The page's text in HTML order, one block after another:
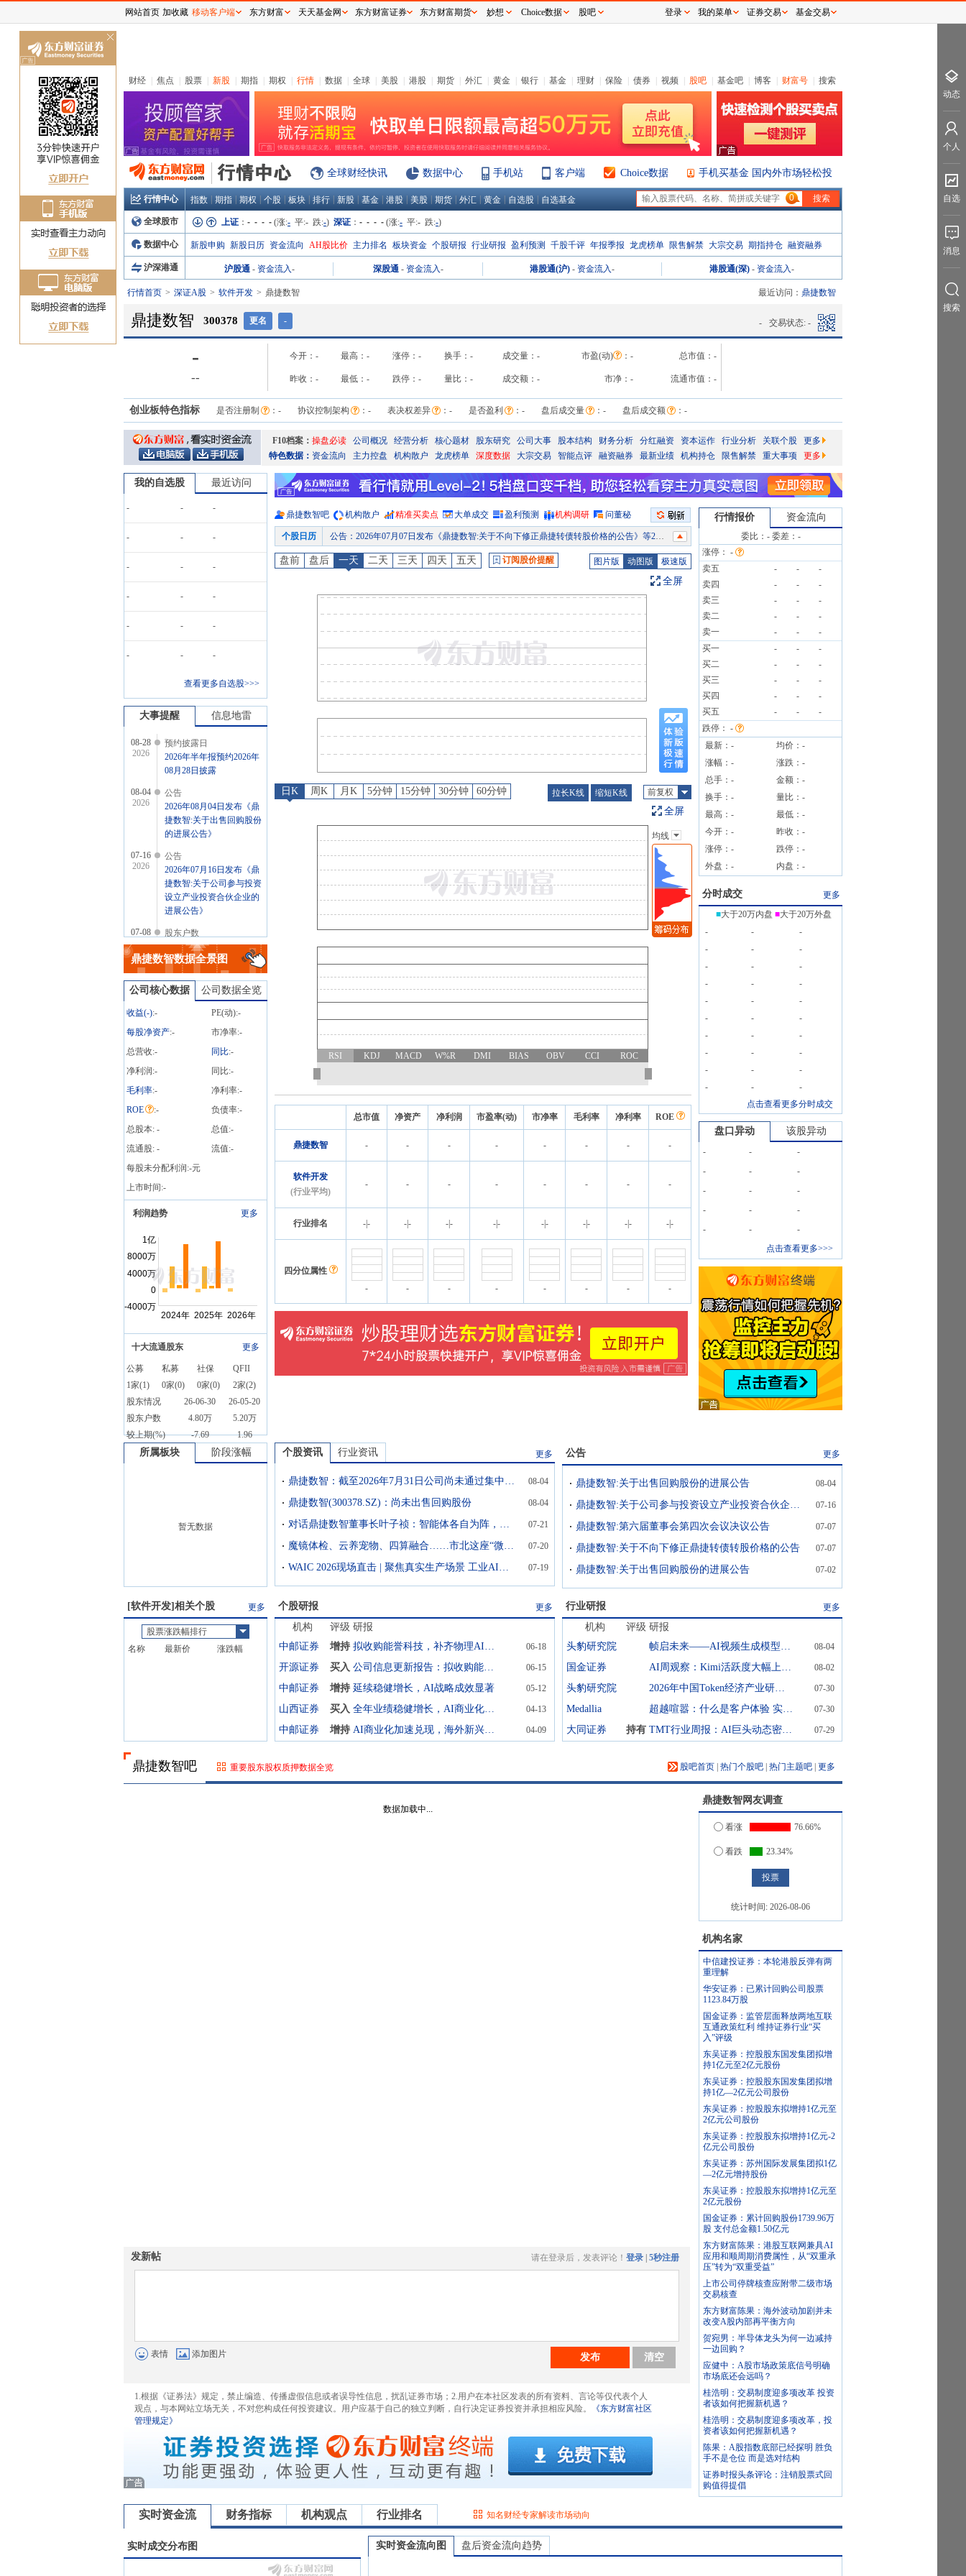
财经 焦点 股票 新股 期指 期权 行情 数据 全球 美股 港股 期货 外汇 黄金 银行 基金 理财 保险 债券 视频 股吧 基金吧 博客 财富号 搜索
全球财经快讯 数据中心 手机站 客户端 Choice数据 手机买基金 国内外市场轻松投
行情中心 指数 期指 期权 个股 板块 排行 新股 基金 港股 美股 期货 外汇 黄金 自选股 自选基金 0
全球股市 上证 ： - - - - (涨:- 平:- 跌:-) 深证 ： - - - - (涨:- 平:- 跌:-)
数据中心 新股申购 新股日历 资金流向 AH股比价 主力排名 板块资金 个股研报 行业研报 盈利预测 千股千评 年报季报 龙虎榜单 限售解禁 大宗交易 期指持仓 融资融券
沪深港通 沪股通 - 资金流入- 深股通 - 资金流入- 港股通(沪) - 资金流入- 港股通(深) - 资金流入-
行情首页 深证A股 软件开发 鼎捷数智 最近访问： 鼎捷数智
鼎捷数智 300378 更名 - - 交易状态: -
-
--
今开： - 最高： - 涨停： - 换手： - 成交量： - 市盈(动) ： - 总市值： -
昨收： - 最低： - 跌停： - 量比： - 成交额： - 市净： - 流通市值： -
创业板特色指标 是否注册制 ： - 协议控制架构 ： - 表决权差异 ： - 是否盈利 ： - 盘后成交量 ： - 盘后成交额 ： -
F10档案： 操盘必读 公司概况 经营分析 核心题材 股东研究 公司大事 股本结构 财务分析 分红融资 资本运作 行业分析 关联个股
更多
特色数据： 资金流向 主力控盘 机构散户 龙虎榜单 深度数据 大宗交易 智能点评 融资融券 最新业绩 机构持仓 限售解禁 重大事项 更多
我的自选股 最近访问
- - -
- - -
- - -
- - -
- - -
- - -
查看更多自选股>>>
大事提醒 信息地雷
08-28
2026
预约披露日
2026年半年报预约2026年
08月28日披露
08-04
2026
公告
2026年08月04日发布《鼎
捷数智:关于出售回购股份
的进展公告》
07-16
2026
公告
2026年07月16日发布《鼎
捷数智:关于公司参与投资
设立产业投资合伙企业的
进展公告》
07-08
2026
股东户数
2026年07月08日公布截止
2026年06月30日股东户数
48000户，比上期减少4000
户
鼎捷数智数据全景图
公司核心数据 公司数据全览
收益(-):- PE(动):-
每股净资产:- 市净率:-
总营收:- 同比:-
净利润:- 同比:-
毛利率:- 净利率:-
ROE
:- 负债率:-
总股本: - 总值:-
流通股: - 流值:-
每股未分配利润:-元
上市时间:-
利润趋势 更多
十大流通股东 更多
公募 私募 社保
QFII
1家(1) 0家(0) 0家(0) 2家(2)
股东情况
26-06-30
26-05-20
股东户数
4.80万
5.20万
较上期(%)
-7.69 1.96
鼎捷数智吧 机构散户 精准买卖点 大单成交 盈利预测 机构调研 问董秘
个股日历 公告 ： 2026年07月07日发布《鼎捷数智:关于不向下修正鼎捷转债转股价格的公告》等2条公告
公告：2026年07月02日发布《鼎捷数智:关于2026年第二季度可转换公司债券转股情况的公告》等2条公告
股本变动
公告：2026年06月29日发布《鼎捷数智:关于鼎捷转债预计触发转股价格向下修正条件的提示性公告》
研报：2026年06月18日发布《拟收购能誉科技，补齐物理AI闭环能力》研报
预约披露日：2026年半年报预约2026年08月28日披露
公告：2026年08月04日发布《鼎捷数智:关于出售回购股份的进展公告》
股东户数：2026年07月08日公布截止2026年06月30日股东户数48000户，比上期减少4000户
盘前 盘后 一天 二天 三天 四天 五天 订阅股价提醒 图片版 动图版 极速版
全屏
日K 周K 月K 5分钟 15分钟 30分钟 60分钟 拉长K线 缩短K线 前复权
全屏
主图指标
均线
EXPMA
SAR
BBI
RSI KDJ MACD W%R DMI BIAS OBV CCI ROC
均线
总市值 净资产 净利润 市盈率(动) 市净率 毛利率 净利率 ROE
鼎捷数智 - - - - - - - -
软件开发
(行业平均)
- - - - - - - -
行业排名 -- -- -|- -- -|- -|- -|- --
四分位属性
-
- - - - - - -
行情报价 资金流向
委比： -委差： -
涨停： -
卖五
- -
-
卖四
- -
-
卖三
- -
-
卖二
- -
-
卖一
- -
-
买一
- -
-
买二
- -
-
买三
- -
-
买四
- -
-
买五
- -
-
跌停： -
最新： - 均价： -
涨幅： - 涨跌： -
总手： - 金额： -
换手： - 量比： -
最高： - 最低： -
今开： - 昨收： -
涨停： - 跌停： -
外盘： - 内盘： -
分时成交
更多
■大于20万内盘 ■大于20万外盘
-
-
-
-
-
-
-
-
-
-
-
-
-
-
-
-
-
-
-
-
-
-
-
-
-
-
-
-
-
-
点击查看更多分时成交
盘口异动 该股异动
- -
-
-
-
-
-
-
-
-
-
-
-
-
-
点击查看更多>>>
所属板块 阶段涨幅
暂无数据
个股资讯 行业资讯 更多
鼎捷数智：截至2026年7月31日公司尚未通过集中竞价交易方式出售回购股份 08-04
鼎捷数智(300378.SZ)：尚未出售回购股份 08-04
对话鼎捷数智董事长叶子祯：智能体各自为阵，企业如何走出“AI工具化”的陷阱？ 07-21
魔镜体检、云养宠物、四算融合……市北这座“微型AI城市”藏着多少黑科技 07-20
WAIC 2026现场直击 | 聚焦真实生产场景 工业AI加速落地 07-19
公告 更多
鼎捷数智:关于出售回购股份的进展公告 08-04
鼎捷数智:关于公司参与投资设立产业投资合伙企业的进展公告 07-16
鼎捷数智:第六届董事会第四次会议决议公告 07-07
鼎捷数智:关于不向下修正鼎捷转债转股价格的公告 07-07
鼎捷数智:关于出售回购股份的进展公告 07-02
[软件开发]相关个股 更多
股票涨跌幅排行
名称
最新价 涨跌幅
个股研报 更多
机构 评级 研报
中邮证券
增持 拟收购能誉科技，补齐物理AI闭环能力 06-18
开源证券 买入 公司信息更新报告：拟收购能誉科技，布局智慧能源及工业AI 06-15
中邮证券 增持 延续稳健增长，AI战略成效显著 05-12
山西证券 买入 全年业绩稳健增长，AI商业化落地持续加速 04-13
中邮证券 增持 AI商业化加速兑现，海外新兴市场取得突破 04-09
行业研报 更多
机构 评级 研报
头豹研究院
帧启未来——AI视频生成模型爆发式增长背后的算力革命与内容范式重构 头豹词条报告系列 08-04
国金证券 AI周观察：Kimi活跃度大幅上升，6月手机市场增速回暖 08-02
头豹研究院 2026年中国Token经济产业研究：Token成为新信息单位，谁将掌握AI时代的产业控制点？ 07-30
Medallia 超越喧嚣：什么是客户体验 实践者 认真思考人工智能 07-30
大同证券 持有 TMT行业周报：AI巨头动态密集，关注算力、HBM及端侧AI三大方向 07-29
鼎捷数智吧 重要股东股权质押数据全览 股吧首页 热门个股吧 热门主题吧 更多
发新帖 请在登录后，发表评论！ 登录 5秒注册
表情 添加图片 发布 清空
1.根据《证券法》规定，禁止编造、传播虚假信息或者误导性信息，扰乱证券市场；2.用户在本社区发表的所有资料、言论等仅代表个人
观点，与本网站立场无关，不对您构成任何投资建议。用户应基于自己的独立判断，自行决定证券投资并承担相应风险。
《东方财富社区
管理规定》
鼎捷数智网友调查
看涨 76.66%
看跌 23.34%
统计时间: 2026-08-06
机构名家
中信建投证券：本轮港股反弹有两
重理解
华安证券：已累计回购公司股票
1123.84万股
国金证券：监管层面释放两地互联
互通政策红利 维持证券行业“买
入”评级
东吴证券：控股股东国发集团拟增
持1亿元至2亿元股份
东吴证券：控股股东国发集团拟增
持1亿—2亿元公司股份
东吴证券：控股股东拟增持1亿元至
2亿元公司股份
东吴证券：控股股东拟增持1亿元-2
亿元公司股份
东吴证券：苏州国际发展集团拟1亿
—2亿元增持股份
东吴证券：控股股东拟增持1亿元至
2亿元股份
国金证券：累计回购股份1739.96万
股 支付总金额1.50亿元
东方财富陈果：港股互联网兼具AI
应用和顺周期消费属性，从“双重承
压”转为“双重受益”
上市公司停牌核查应附带二级市场
交易核查
东方财富陈果：海外波动加剧并未
改变A股内部再平衡方向
贺宛男：半导体龙头为何一边减持
一边回购？
应健中：A股市场政策底信号明确
市场底还会远吗？
桂浩明：交易制度迎多项改革 投资
者该如何把握新机遇？
桂浩明：交易制度迎多项改革，投
资者该如何把握新机遇？
陈果：A股指数底部已经探明 胜负
手不是仓位 而是选对结构
证券时报头条评论：注销股票式回
购值得提倡
实时资金流 财务指标 机构观点 行业排名 知名财经专家解读市场动向
实时成交分布图 实时资金流向图 盘后资金流向趋势
网站首页 加收藏 移动客户端 东方财富 天天基金网 东方财富证券 东方财富期货 妙想 Choice数据 股吧 登录 我的菜单 证券交易 基金交易
动态
个人
自选
消息
搜索